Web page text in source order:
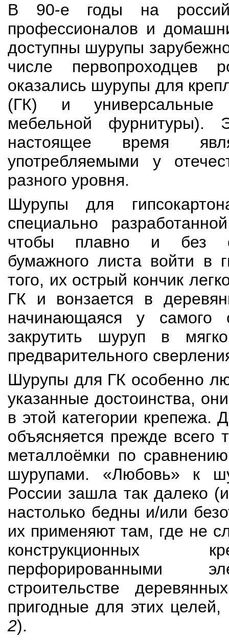
В 90-е годы на
профессионалов и
доступны шурупы
числе первопроходцев
оказались шурупы для
(ГК) и универсальные
мебельной
настоящее время
употребляемыми у
разного уровня.
Шурупы для
специально
чтобы плавно и без
бумажного листа войти в
того, их острый кончик
ГК и вонзается в
начинающаяся у самого
закрутить шуруп в
предварительного
Шурупы для ГК особенно
указанные достоинства,
в этой категории крепежа.
объясняется прежде
металлоёмки по
шурупами. «Любовь» к
России зашла так далеко
настолько бедны и/или
их применяют там, где не
конструкционных
перфорированными
строительстве
пригодные для этих
2).